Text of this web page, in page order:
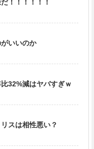
！！！！！！
がいいのか
32%減はヤバすぎｗ
スは相性悪い？